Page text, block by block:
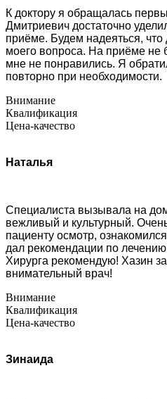
К доктору я обращалась
Дмитриевич достаточно
приёме. Будем надеяться,
моего вопроса. На приёме не
мне не понравились. Я
повторно при необходимости.
Внимание
Квалификация
Цена-качество
Наталья
Специалиста вызывала на
вежливый и культурный.
пациенту осмотр,
дал рекомендации по
Хирурга рекомендую! Хазин
внимательный врач!
Внимание
Квалификация
Цена-качество
Зинаида